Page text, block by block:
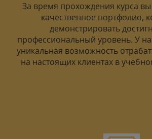
За время прохождения курса
качественное портфолио,
демонстрировать
профессиональный уровень. У
уникальная возможность
на настоящих клиентах в